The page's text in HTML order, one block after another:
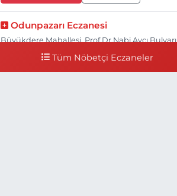
Odunpazarı Eczanesi
Büyükdere Mahallesi, Prof.Dr.Nabi Avcı Bulvarı
Tüm Nöbetçi Eczaneler